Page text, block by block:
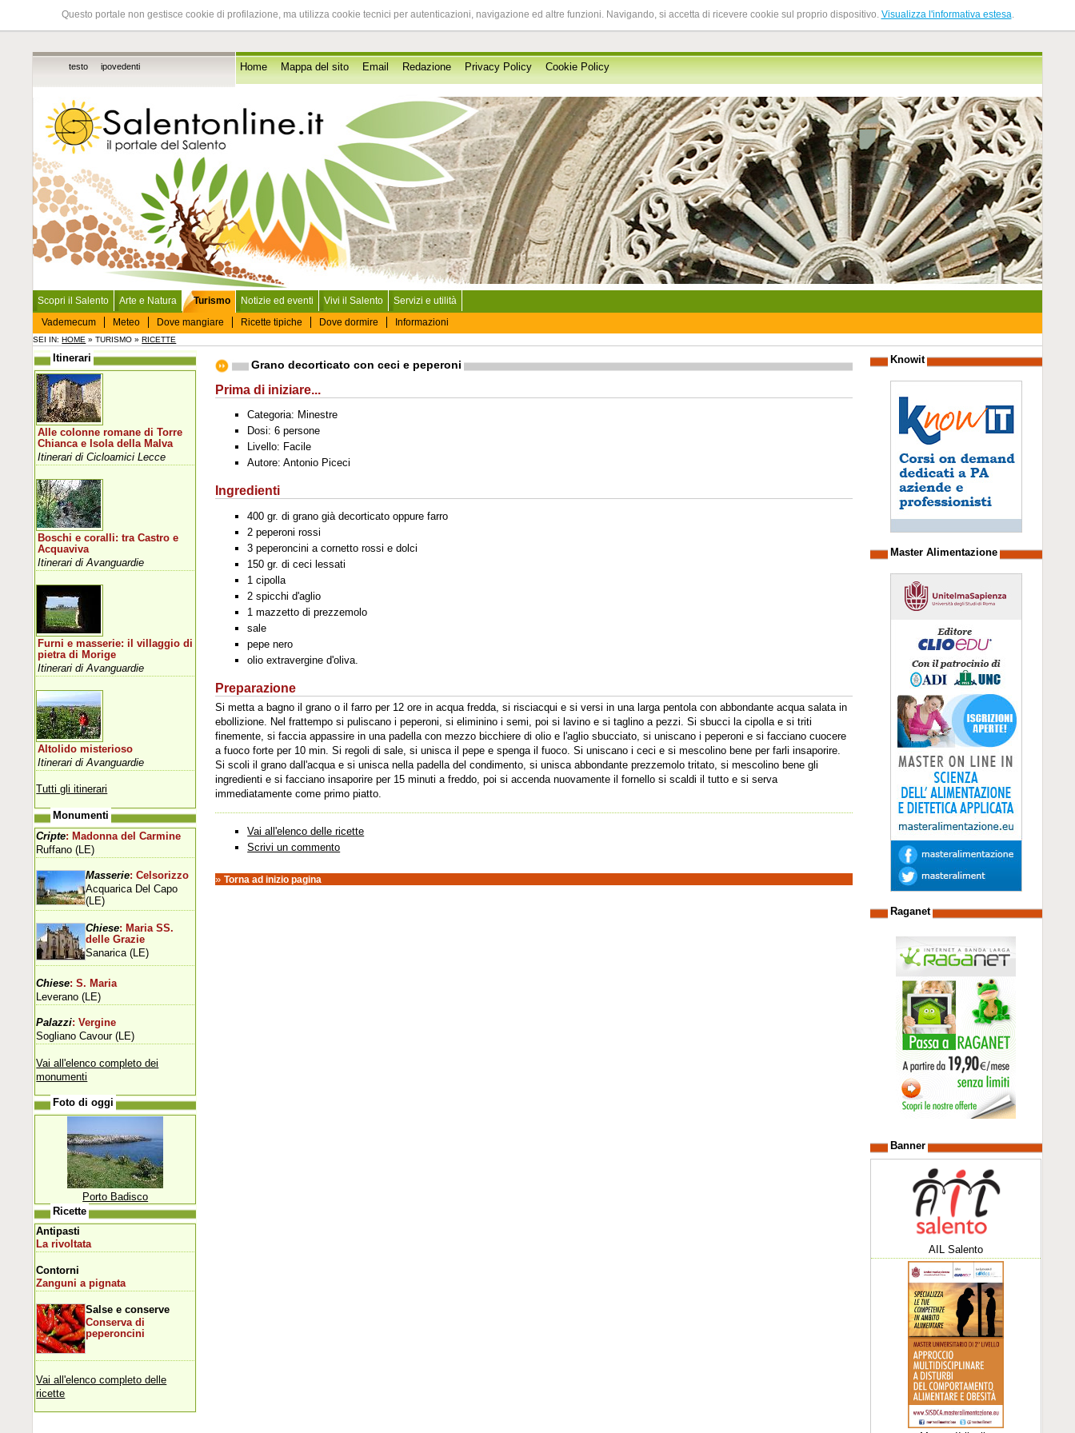
Questo portale non gestisce cookie di profilazione, ma utilizza cookie tecnici per autenticazioni, navigazione ed altre funzioni. Navigando, si accetta di ricevere cookie sul proprio dispositivo. Visualizza l'informativa estesa.
testo ipovedenti Home Mappa del sito Email Redazione Privacy Policy Cookie Policy
Scopri il Salento Arte e Natura
Turismo
Vademecum
Meteo Dove mangiare Ricette tipiche Dove dormire Informazioni
Notizie ed eventi Vivi il Salento Servizi e utilità
SEI IN:HOME » TURISMO »RICETTE
Grano decorticato con ceci e peperoni
Prima di iniziare...
Categoria: Minestre
Dosi: 6 persone
Livello: Facile
Autore: Antonio Piceci
Ingredienti
400 gr. di grano già decorticato oppure farro
2 peperoni rossi
3 peperoncini a cornetto rossi e dolci
150 gr. di ceci lessati
1 cipolla
2 spicchi d'aglio
1 mazzetto di prezzemolo
sale
pepe nero
olio extravergine d'oliva.
Preparazione
Si metta a bagno il grano o il farro per 12 ore in acqua fredda, si risciacqui e si versi in una larga pentola con abbondante acqua salata in
ebollizione. Nel frattempo si puliscano i peperoni, si eliminino i semi, poi si lavino e si taglino a pezzi. Si sbucci la cipolla e si triti
finemente, si faccia appassire in una padella con mezzo bicchiere di olio e l'aglio sbucciato, si uniscano i peperoni e si facciano cuocere
a fuoco forte per 10 min. Si regoli di sale, si unisca il pepe e spenga il fuoco. Si uniscano i ceci e si mescolino bene per farli insaporire.
Si scoli il grano dall'acqua e si unisca nella padella del condimento, si unisca abbondante prezzemolo tritato, si mescolino bene gli
ingredienti e si facciano insaporire per 15 minuti a freddo, poi si accenda nuovamente il fornello si scaldi il tutto e si serva
immediatamente come primo piatto.
Vai all'elenco delle ricette
Scrivi un commento
»Torna ad inizio pagina
Itinerari
Alle colonne romane di Torre
Chianca e Isola della Malva
Itinerari di Cicloamici Lecce
Boschi e coralli: tra Castro e
Acquaviva
Itinerari di Avanguardie
Furni e masserie: il villaggio di
pietra di Morige
Itinerari di Avanguardie
Altolido misterioso
Itinerari di Avanguardie
Tutti gli itinerari
Monumenti
Cripte: Madonna del Carmine
Ruffano (LE)
Masserie: Celsorizzo
Acquarica Del Capo
(LE)
Chiese: Maria SS.
delle Grazie
Sanarica (LE)
Chiese: S. Maria
Leverano (LE)
Palazzi: Vergine
Sogliano Cavour (LE)
Vai all'elenco completo dei
monumenti
Foto di oggi
Porto Badisco
Ricette
Antipasti
La rivoltata
Contorni
Zanguni a pignata
Salse e conserve
Conserva di
peperoncini
Vai all'elenco completo delle
ricette
Knowit
Master Alimentazione
Raganet
Banner
AIL Salento